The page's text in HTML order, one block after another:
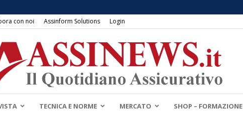
con noi Assinform Solutions Login
TECNICA E NORME MERCATO SHOP – FORMAZIONE